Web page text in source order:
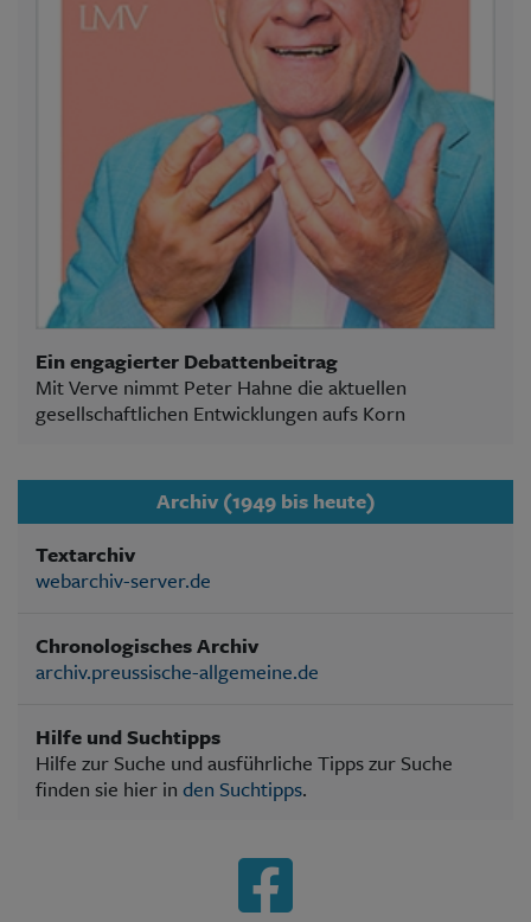
Ein engagierter Debattenbeitrag
Mit Verve nimmt Peter Hahne die aktuellen
gesellschaftlichen Entwicklungen aufs Korn
Archiv (1949 bis heute)
Textarchiv
webarchiv-server.de
Chronologisches Archiv
archiv.preussische-allgemeine.de
Hilfe und Suchtipps
Hilfe zur Suche und ausführliche Tipps zur Suche
finden sie hier in den Suchtipps.